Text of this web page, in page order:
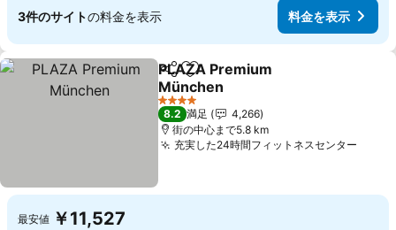
3件のサイトの料金を表示 料金を表示
シェアお気に入りに追加
PLAZA Premium
München
料金を表示
4 ホテルのランク
8.2 満足
4,266
街の中心まで5.8 km
充実した24時間フィットネスセンター
最安値 ￥11,527